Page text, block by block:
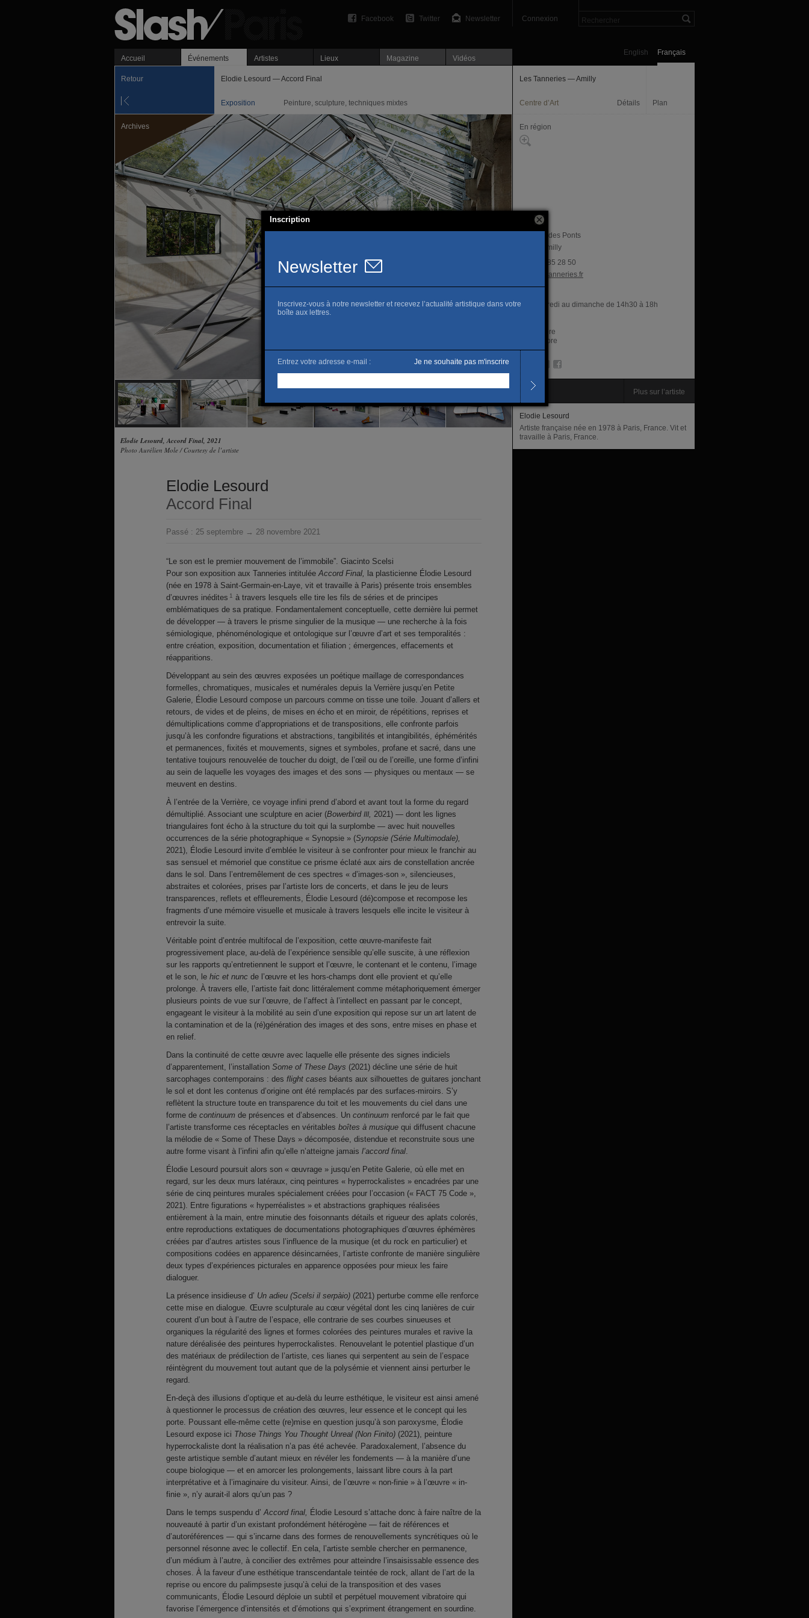
Connexion
Newsletter
Twitter
Facebook
Français
English
Accueil Événements Artistes Lieux Magazine Vidéos
Retour Elodie Lesourd — Accord Final
Exposition Peinture, sculpture, techniques mixtes
Archives
Elodie Lesourd, Accord Final, 2021
Photo Aurélien Mole / Courtesy de l’artiste
Elodie Lesourd
Accord Final
Passé : 25 septembre → 28 novembre 2021
“Le son est le premier mouvement de l’immobile”. Giacinto Scelsi
Pour son exposition aux Tanneries intituléeAccord Final, la plasticienne Élodie Lesourd
(née en 1978 à Saint-Germain-en-Laye, vit et travaille à Paris) présente trois ensembles
d’œuvres inédites 1 à travers lesquels elle tire les fils de séries et de principes
emblématiques de sa pratique. Fondamentalement conceptuelle, cette dernière lui permet
de développer — à travers le prisme singulier de la musique — une recherche à la fois
sémiologique, phénoménologique et ontologique sur l’œuvre d’art et ses temporalités :
entre création, exposition, documentation et filiation ; émergences, effacements et
réapparitions.
Développant au sein des œuvres exposées un poétique maillage de correspondances
formelles, chromatiques, musicales et numérales depuis la Verrière jusqu’en Petite
Galerie, Élodie Lesourd compose un parcours comme on tisse une toile. Jouant d’allers et
retours, de vides et de pleins, de mises en écho et en miroir, de répétitions, reprises et
démultiplications comme d’appropriations et de transpositions, elle confronte parfois
jusqu’à les confondre figurations et abstractions, tangibilités et intangibilités, éphémérités
et permanences, fixités et mouvements, signes et symboles, profane et sacré, dans une
tentative toujours renouvelée de toucher du doigt, de l’œil ou de l’oreille, une forme d’infini
au sein de laquelle les voyages des images et des sons — physiques ou mentaux — se
meuvent en destins.
À l’entrée de la Verrière, ce voyage infini prend d’abord et avant tout la forme du regard
démultiplié. Associant une sculpture en acier (Bowerbird III, 2021) — dont les lignes
triangulaires font écho à la structure du toit qui la surplombe — avec huit nouvelles
occurrences de la série photographique « Synopsie » (Synopsie (Série Multimodale),
2021), Élodie Lesourd invite d’emblée le visiteur à se confronter pour mieux le franchir au
sas sensuel et mémoriel que constitue ce prisme éclaté aux airs de constellation ancrée
dans le sol. Dans l’entremêlement de ces spectres « d’images-son », silencieuses,
abstraites et colorées, prises par l’artiste lors de concerts, et dans le jeu de leurs
transparences, reflets et effleurements, Élodie Lesourd (dé)compose et recompose les
fragments d’une mémoire visuelle et musicale à travers lesquels elle incite le visiteur à
entrevoir la suite.
Véritable point d’entrée multifocal de l’exposition, cette œuvre-manifeste fait
progressivement place, au-delà de l’expérience sensible qu’elle suscite, à une réflexion
sur les rapports qu’entretiennent le support et l’œuvre, le contenant et le contenu, l’image
et le son, le hic et nunc de l’œuvre et les hors-champs dont elle provient et qu’elle
prolonge. À travers elle, l’artiste fait donc littéralement comme métaphoriquement émerger
plusieurs points de vue sur l’œuvre, de l’affect à l’intellect en passant par le concept,
engageant le visiteur à la mobilité au sein d’une exposition qui repose sur un art latent de
la contamination et de la (ré)génération des images et des sons, entre mises en phase et
en relief.
Dans la continuité de cette œuvre avec laquelle elle présente des signes indiciels
d’apparentement, l’installation Some of These Days (2021) décline une série de huit
sarcophages contemporains : des flight cases béants aux silhouettes de guitares jonchant
le sol et dont les contenus d’origine ont été remplacés par des surfaces-miroirs. S’y
reflètent la structure toute en transparence du toit et les mouvements du ciel dans une
forme de continuum de présences et d’absences. Un continuum renforcé par le fait que
l’artiste transforme ces réceptacles en véritables boîtes à musique qui diffusent chacune
la mélodie de « Some of These Days » décomposée, distendue et reconstruite sous une
autre forme visant à l’infini afin qu’elle n’atteigne jamais l’accord final.
Élodie Lesourd poursuit alors son « œuvrage » jusqu’en Petite Galerie, où elle met en
regard, sur les deux murs latéraux, cinq peintures « hyperrockalistes » encadrées par une
série de cinq peintures murales spécialement créées pour l’occasion (« FACT 75 Code »,
2021). Entre figurations « hyperréalistes » et abstractions graphiques réalisées
entièrement à la main, entre minutie des foisonnants détails et rigueur des aplats colorés,
entre reproductions extatiques de documentations photographiques d’œuvres éphémères
créées par d’autres artistes sous l’influence de la musique (et du rock en particulier) et
compositions codées en apparence désincarnées, l’artiste confronte de manière singulière
deux types d’expériences picturales en apparence opposées pour mieux les faire
dialoguer.
La présence insidieuse d’ Un adieu (Scelsi il serpàio) (2021) perturbe comme elle renforce
cette mise en dialogue. Œuvre sculpturale au cœur végétal dont les cinq lanières de cuir
courent d’un bout à l’autre de l’espace, elle contrarie de ses courbes sinueuses et
organiques la régularité des lignes et formes colorées des peintures murales et ravive la
nature déréalisée des peintures hyperrockalistes. Renouvelant le potentiel plastique d’un
des matériaux de prédilection de l’artiste, ces lianes qui serpentent au sein de l’espace
réintègrent du mouvement tout autant que de la polysémie et viennent ainsi perturber le
regard.
En-deçà des illusions d’optique et au-delà du leurre esthétique, le visiteur est ainsi amené
à questionner le processus de création des œuvres, leur essence et le concept qui les
porte. Poussant elle-même cette (re)mise en question jusqu’à son paroxysme, Élodie
Lesourd expose ici Those Things You Thought Unreal (Non Finito) (2021), peinture
hyperrockaliste dont la réalisation n’a pas été achevée. Paradoxalement, l’absence du
geste artistique semble d’autant mieux en révéler les fondements — à la manière d’une
coupe biologique — et en amorcer les prolongements, laissant libre cours à la part
interprétative et à l’imaginaire du visiteur. Ainsi, de l’œuvre « non-finie » à l’œuvre « in-
finie », n’y aurait-il alors qu’un pas ?
Dans le temps suspendu d’Accord final, Élodie Lesourd s’attache donc à faire naître de la
nouveauté à partir d’un existant profondément hétérogène — fait de références et
d’autoréférences — qui s’incarne dans des formes de renouvellements syncrétiques où le
personnel résonne avec le collectif. En cela, l’artiste semble chercher en permanence,
d’un médium à l’autre, à concilier des extrêmes pour atteindre l’insaisissable essence des
choses. À la faveur d’une esthétique transcendantale teintée de rock, allant de l’art de la
reprise ou encore du palimpseste jusqu’à celui de la transposition et des vases
communicants, Élodie Lesourd déploie un subtil et perpétuel mouvement vibratoire qui
favorise l’émergence d’intensités et d’émotions qui s’expriment étrangement en sourdine.
Les Tanneries — Amilly
Centre d’Art Détails Plan
En région
234, rue des Ponts
45200 Amilly
T. 02 38 85 28 50
www.lestanneries.fr
Du mercredi au dimanche de 14h30 à 18h
Accès libre
Entrée libre
L’artiste Plus sur l’artiste
Elodie Lesourd
Artiste française née en 1978 à Paris, France. Vit et
travaille à Paris, France.
Inscription